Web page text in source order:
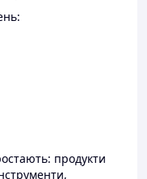
продукти